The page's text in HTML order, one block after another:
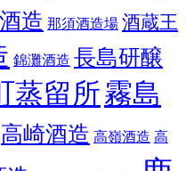
造 那須酒造場 酒蔵王
錦灘酒造 長島研醸
蒸留所霧島
高崎酒造 高嶺酒造 高